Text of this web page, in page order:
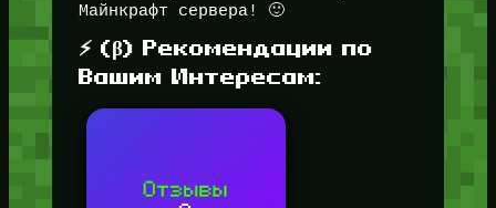
Майнкрафт сервера! 🙂
⚡ (β) Рекомендации по
Вашим Интересам: